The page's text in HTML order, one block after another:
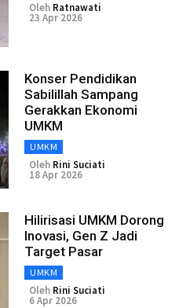
Oleh Ratnawati
23 Apr 2026
Konser Pendidikan
Sabilillah Sampang
Gerakkan Ekonomi
UMKM
UMKM
Oleh Rini Suciati
18 Apr 2026
Hilirisasi UMKM Dorong
Inovasi, Gen Z Jadi
Target Pasar
UMKM
Oleh Rini Suciati
6 Apr 2026